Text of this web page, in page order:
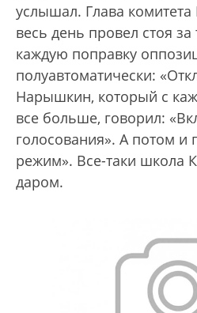
услышал. Глава
весь день провел стоя
каждую поправку
полуавтоматически:
Нарышкин, который с
все больше, говорил:
голосования». А потом и
режим». Все-таки школа
даром.